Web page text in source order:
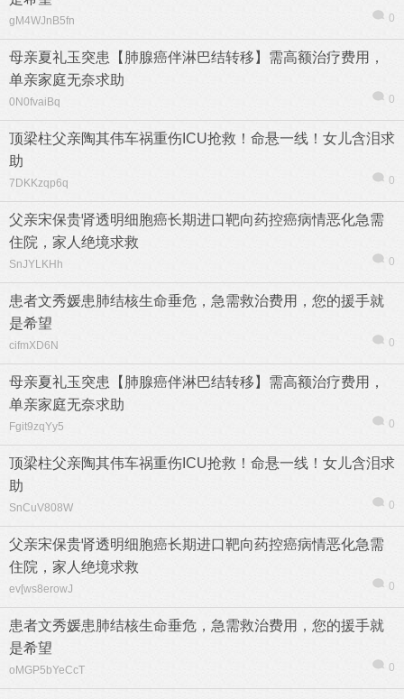
gM4WJnB5fn 0
母亲夏礼玉突患【肺腺癌伴淋巴结转移】需高额治疗费用，
单亲家庭无奈求助
0N0fvaiBq 0
顶梁柱父亲陶其伟车祸重伤ICU抢救！命悬一线！女儿含泪求
助
7DKKzqp6q 0
父亲宋保贵肾透明细胞癌长期进口靶向药控癌病情恶化急需
住院，家人绝境求救
SnJYLKHh 0
患者文秀媛患肺结核生命垂危，急需救治费用，您的援手就
是希望
cifmXD6N 0
母亲夏礼玉突患【肺腺癌伴淋巴结转移】需高额治疗费用，
单亲家庭无奈求助
Fgit9zqYy5 0
顶梁柱父亲陶其伟车祸重伤ICU抢救！命悬一线！女儿含泪求
助
SnCuV808W 0
父亲宋保贵肾透明细胞癌长期进口靶向药控癌病情恶化急需
住院，家人绝境求救
ev[ws8erowJ 0
患者文秀媛患肺结核生命垂危，急需救治费用，您的援手就
是希望
oMGP5bYeCcT 0